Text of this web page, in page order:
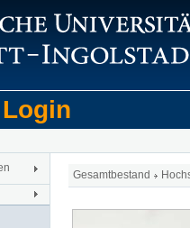
Login
Gesamtbestand